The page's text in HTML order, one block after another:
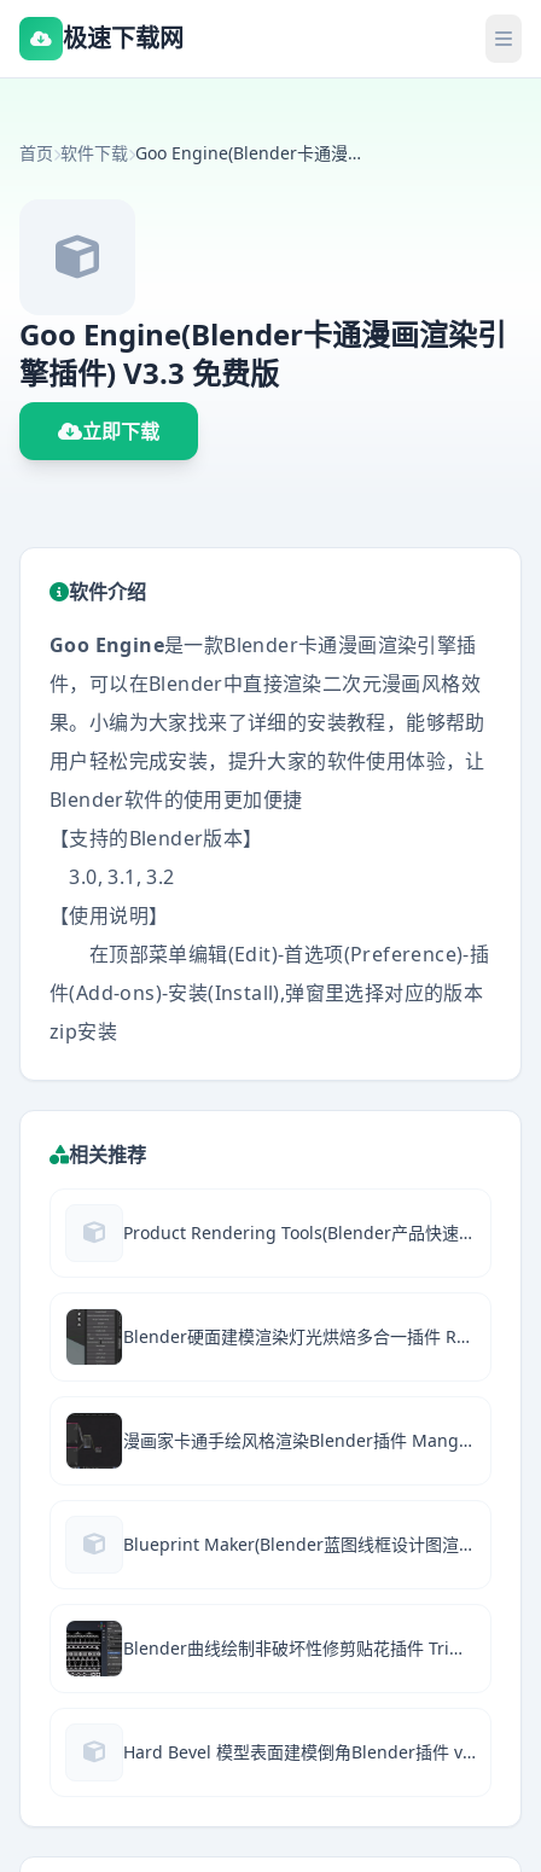
极速下载网
首页 软件下载 Goo Engine(Blender卡通漫画渲染引擎插件) V3.3 免费版
Goo Engine(Blender卡通漫画渲染引
擎插件) V3.3 免费版
立即下载
软件介绍
Goo Engine是一款Blender卡通漫画渲染引擎插
件，可以在Blender中直接渲染二次元漫画风格效
果。小编为大家找来了详细的安装教程，能够帮助
用户轻松完成安装，提升大家的软件使用体验，让
Blender软件的使用更加便捷
【支持的Blender版本】
3.0, 3.1, 3.2
【使用说明】
在顶部菜单编辑(Edit)-首选项(Preference)-插
件(Add-ons)-安装(Install),弹窗里选择对应的版本
zip安装
相关推荐
Product Rendering Tools(Blender产品快速渲染插件) V1.0.1 免费版
Blender硬面建模渲染灯光烘焙多合一插件 RanTools v3.3.0 中文完整版
漫画家卡通手绘风格渲染Blender插件 Mangaka! 4.0 免费版+使用教程
Blueprint Maker(Blender蓝图线框设计图渲染插件) V1.0.0 免费版
Blender曲线绘制非破坏性修剪贴花插件 Trimflow 1.0.1 免费版+使用教程
Hard Bevel 模型表面建模倒角Blender插件 v2.1.3 免费版